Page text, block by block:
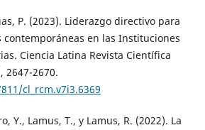
P. (2023). Liderazgo directivo para
en las Instituciones
Ciencia Latina Revista Científica
2670.
cl_rcm.v7i3.6369
Y., Lamus, T., y Lamus, R. (2022). La